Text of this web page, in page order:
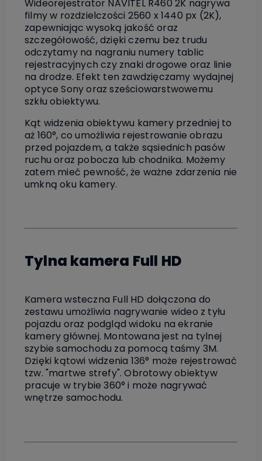
Wideorejestrator NAVITEL R460 2K nagrywa
filmy w rozdzielczości 2560 x 1440 px (2K),
zapewniając wysoką jakość oraz
szczegółowość, dzięki czemu bez trudu
odczytamy na nagraniu numery tablic
rejestracyjnych czy znaki drogowe oraz linie
na drodze. Efekt ten zawdzięczamy wydajnej
optyce Sony oraz sześciowarstwowemu
szkłu obiektywu.
Kąt widzenia obiektywu kamery przedniej to
aż 160°, co umożliwia rejestrowanie obrazu
przed pojazdem, a także sąsiednich pasów
ruchu oraz pobocza lub chodnika. Możemy
zatem mieć pewność, że ważne zdarzenia nie
umkną oku kamery.
Tylna kamera Full HD
Kamera wsteczna Full HD dołączona do
zestawu umożliwia nagrywanie wideo z tyłu
pojazdu oraz podgląd widoku na ekranie
kamery głównej. Montowana jest na tylnej
szybie samochodu za pomocą taśmy 3M.
Dzięki kątowi widzenia 136° może rejestrować
tzw. "martwe strefy". Obrotowy obiektyw
pracuje w trybie 360° i może nagrywać
wnętrze samochodu.